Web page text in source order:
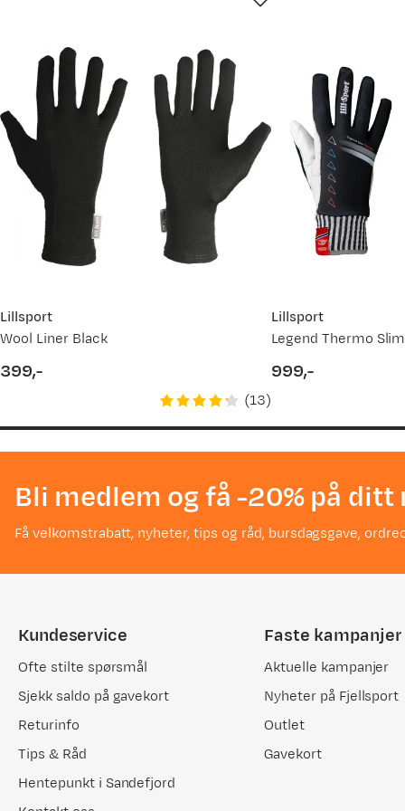
Bekreftet kjøper
3 år siden
Kjøpt størrelse:
10
Valgt farge:
Black
Lillsport
Wool Liner Black
399,-
(13)
Lillsport
Legend Thermo
999,-
Bli medlem og få -20% på
Få velkomstrabatt, nyheter, tips og råd, bursdagsgave,
Kundeservice
Ofte stilte spørsmål
Sjekk saldo på gavekort
Returinfo
Tips & Råd
Hentepunkt i Sandefjord
Faste kampanjer
Aktuelle kampanjer
Nyheter på Fjellsport
Outlet
Gavekort